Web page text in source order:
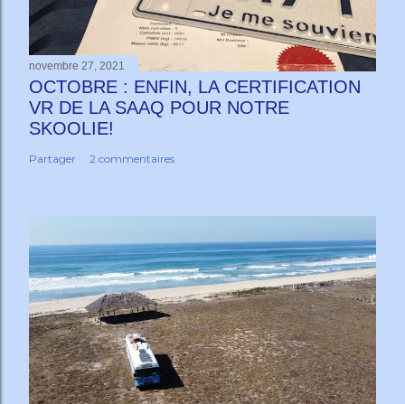
novembre 27, 2021
OCTOBRE : ENFIN, LA CERTIFICATION
VR DE LA SAAQ POUR NOTRE
SKOOLIE!
Partager 2 commentaires